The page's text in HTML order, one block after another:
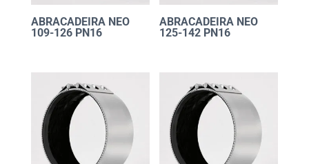
ABRACADEIRA NEO
109-126 PN16
ABRACADEIRA NEO
125-142 PN16